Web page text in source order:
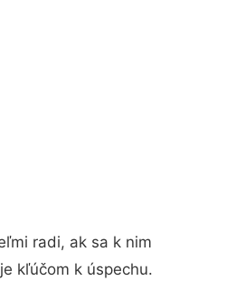
radi, ak sa k nim
kľúčom k úspechu.